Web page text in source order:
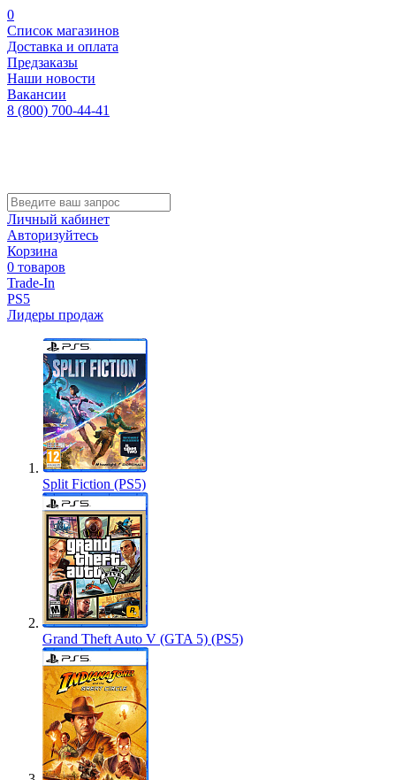
0
Список магазинов
Доставка и оплата
Предзаказы
Наши новости
Вакансии
8 (800) 700-44-41
Личный кабинет
Авторизуйтесь
Корзина
0 товаров
Trade-In
PS5
Лидеры продаж
Split Fiction (PS5)
Grand Theft Auto V (GTA 5) (PS5)